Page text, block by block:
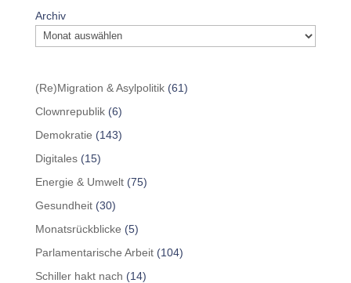
Archiv
(Re)Migration & Asylpolitik(61)
Clownrepublik(6)
Demokratie (143)
Digitales(15)
Energie & Umwelt(75)
Gesundheit(30)
Monatsrückblicke (5)
Parlamentarische Arbeit(104)
Schiller hakt nach (14)